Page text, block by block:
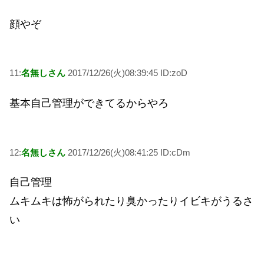
顔やぞ
11:名無しさん 2017/12/26(火)08:39:45 ID:zoD
基本自己管理ができてるからやろ
12:名無しさん 2017/12/26(火)08:41:25 ID:cDm
自己管理
ムキムキは怖がられたり臭かったりイビキがうるさ
い